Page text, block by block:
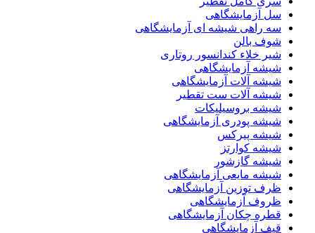
سل آزمایشگاهی
سه راهی شیشه ای آزمایشگاهی
شوف بالن
شیر خلاء کندانسور روتاری
شیشه آزمایشگاهی
شیشه آلات آزمایشگاهی
شیشه آلات ست تقطیر
شیشه بروسیلیکات
شیشه پودری آزمایشگاهی
شیشه پیرکس
شیشه کوارتز
شیشه گازشور
شیشه مایعی آزمایشگاهی
ظرف توزین آزمایشگاهی
ظروف آزمایشگاهی
قطره چکان آزمایشگاهی
قیف آزمایشگاهی